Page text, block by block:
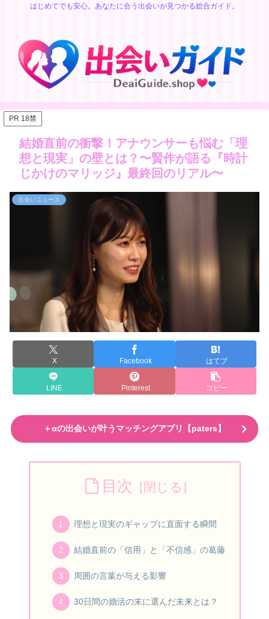
はじめてでも安心。あなたに合う出会いが見つかる総合ガイド。
PR 18禁
結婚直前の衝撃！アナウンサーも悩む「理
想と現実」の壁とは？〜賢作が語る『時計
じかけのマリッジ』最終回のリアル〜
出会いニュース
X Facebook はてブ
LINE Pinterest コピー
＋αの出会いが叶うマッチングアプリ【paters】
目次
理想と現実のギャップに直面する瞬間
結婚直前の「信用」と「不信感」の葛藤
周囲の言葉が与える影響
30日間の婚活の末に選んだ未来とは？